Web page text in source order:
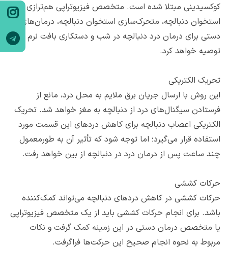
کوکسیدینی مبتلا شده است. متخصص فیزیوتراپی هم‌ترازی
استخوان دنبالچه، متحرک‌سازی استخوان دنبالچه، درمان‌های
دستی برای درمان درد دنبالچه در شب و دستکاری بافت نرم را
توصیه خواهد کرد.
تحریک الکتریکی
این روش با ارسال جریان برق ملایم به محل درد، مانع از
فرستادن سیگنال‌های درد از دنبالچه به مغز خواهد شد. تحریک
الکتریکی اعصاب دنبالچه برای کاهش دردهای این قسمت مورد
استفاده قرار می‌گیرد؛ اما توجه شود که تأثیر آن به طورمعمول
چند ساعت پس از درمان درد در دنبالچه از بین خواهد رفت.
حرکات کششی
حرکات کششی در کاهش دردهای دنبالچه می‌تواند کمک‌کننده
باشد. برای انجام حرکات کششی باید از یک متخصص فیزیوتراپی
یا متخصص درمان دستی در این زمینه کمک‌ گرفت و نکات
مربوط به نحوه انجام صحیح این حرکت‌ها فراگرفت.